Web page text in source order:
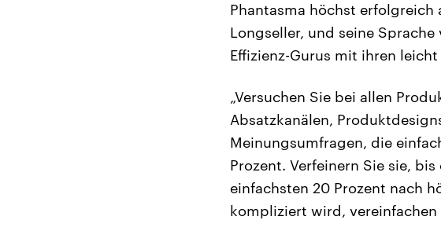
Phantasma höchst
Longseller, und seine
Effizienz-Gurus mit ihren
„Versuchen Sie bei allen
Absatzkanälen,
Meinungsumfragen, die
Prozent. Verfeinern Sie sie,
einfachsten 20 Prozent nach
kompliziert wird, vereinfachen